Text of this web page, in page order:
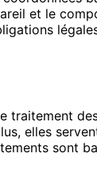
et le
elles
sont